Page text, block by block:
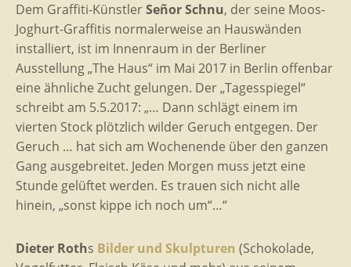
Dem Graffiti-KünstlerSeñor Schnu, der seine Moos-
Joghurt-Graffitis normalerweise an Hauswänden
installiert, ist im Innenraum in der Berliner
Ausstellung „The Haus“ im Mai 2017 in Berlin offenbar
eine ähnliche Zucht gelungen. Der „Tagesspiegel“
schreibt am 5.5.2017: „… Dann schlägt einem im
vierten Stock plötzlich wilder Geruch entgegen. Der
Geruch … hat sich am Wochenende über den ganzen
Gang ausgebreitet. Jeden Morgen muss jetzt eine
Stunde gelüftet werden. Es trauen sich nicht alle
hinein, „sonst kippe ich noch um“…“
Dieter Roths Bilder und Skulpturen (Schokolade,